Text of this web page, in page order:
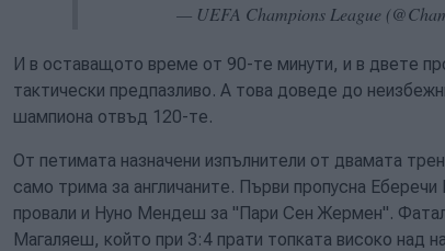
— UEFA Champions League
И в оставащото време от 90-те минути, и в двете
тактически предпазливо. А това доведе до
шампиона отвъд 120-те.
От петимата назначени изпълнители от двамата
само трима за англичаните. Първи пропусна
провали и Нуно Мендеш за "Пари Сен Жермен".
Магаляеш, който при 3:4 прати топката високо над